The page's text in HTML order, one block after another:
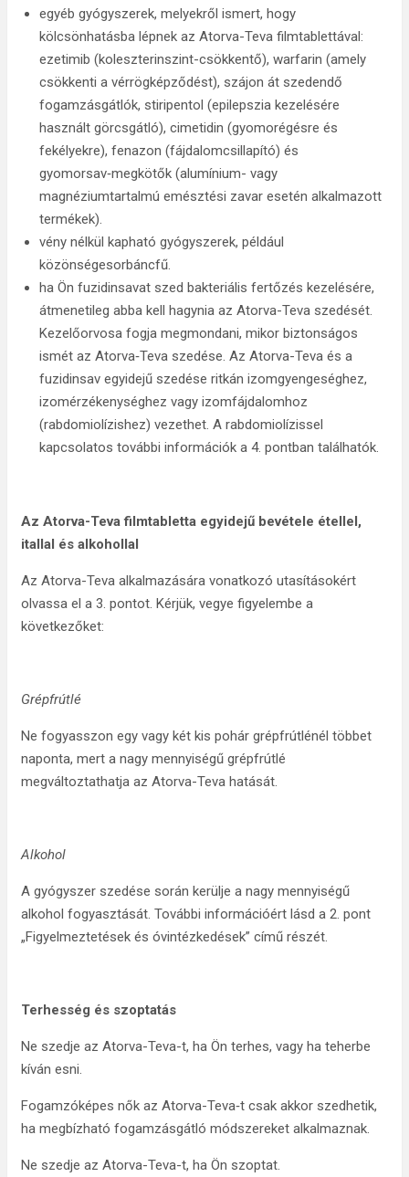
egyéb gyógyszerek, melyekről ismert, hogy
kölcsönhatásba lépnek az Atorva-Teva filmtablettával:
ezetimib (koleszterinszint-csökkentő), warfarin (amely
csökkenti a vérrögképződést), szájon át szedendő
fogamzásgátlók, stiripentol (epilepszia kezelésére
használt görcsgátló), cimetidin (gyomorégésre és
fekélyekre), fenazon (fájdalomcsillapító) és
gyomorsav‑megkötők (alumínium- vagy
magnéziumtartalmú emésztési zavar esetén alkalmazott
termékek).
vény nélkül kapható gyógyszerek, például
közönségesorbáncfű.
ha Ön fuzidinsavat szed bakteriális fertőzés kezelésére,
átmenetileg abba kell hagynia az Atorva-Teva szedését.
Kezelőorvosa fogja megmondani, mikor biztonságos
ismét az Atorva‑Teva szedése. Az Atorva-Teva és a
fuzidinsav egyidejű szedése ritkán izomgyengeséghez,
izomérzékenységhez vagy izomfájdalomhoz
(rabdomiolízishez) vezethet. A rabdomiolízissel
kapcsolatos további információk a 4. pontban találhatók.
Az Atorva-Teva filmtabletta egyidejű bevétele étellel,
itallal és alkohollal
Az Atorva-Teva alkalmazására vonatkozó utasításokért
olvassa el a 3. pontot. Kérjük, vegye figyelembe a
következőket:
Grépfrútlé
Ne fogyasszon egy vagy két kis pohár grépfrútlénél többet
naponta, mert a nagy mennyiségű grépfrútlé
megváltoztathatja az Atorva-Teva hatását.
Alkohol
A gyógyszer szedése során kerülje a nagy mennyiségű
alkohol fogyasztását. További információért lásd a 2. pont
„Figyelmeztetések és óvintézkedések” című részét.
Terhesség és szoptatás
Ne szedje az Atorva-Teva-t, ha Ön terhes, vagy ha teherbe
kíván esni.
Fogamzóképes nők az Atorva-Teva‑t csak akkor szedhetik,
ha megbízható fogamzásgátló módszereket alkalmaznak.
Ne szedje az Atorva-Teva-t, ha Ön szoptat.